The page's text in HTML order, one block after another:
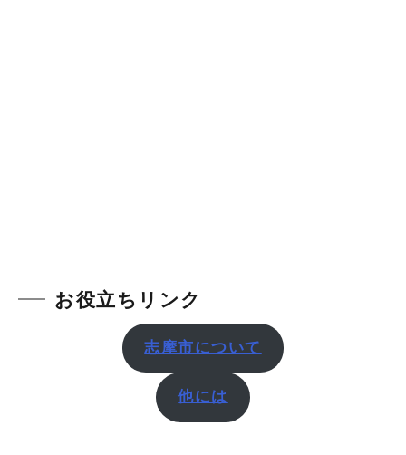
お役立ちリンク
志摩市について
他には